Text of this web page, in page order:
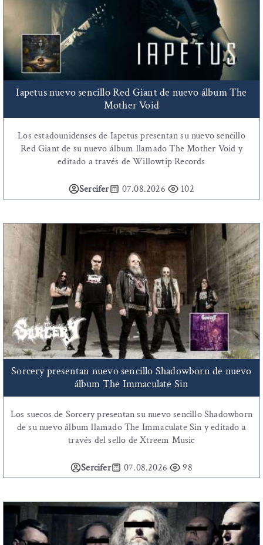
Iapetus nuevo sencillo Red Giant de nuevo álbum The
Mother Void
Los estadounidenses de Iapetus presentan su nuevo sencillo
Red Giant de su nuevo álbum llamado The Mother Void y
editado a través de Willowtip Records
Sercifer 07.08.2026 102
Sorcery presentan nuevo sencillo Shadowborn de nuevo
álbum The Immaculate Sin
Los suecos de Sorcery presentan su nuevo sencillo Shadowborn
de su nuevo álbum llamado The Immaculate Sin y editado a
través del sello de Xtreem Music
Sercifer 07.08.2026 98